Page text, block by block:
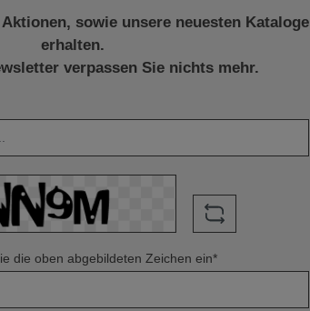
sowie unsere neuesten Kataloge
erhalten.
verpassen Sie nichts mehr.
die oben abgebildeten Zeichen ein*